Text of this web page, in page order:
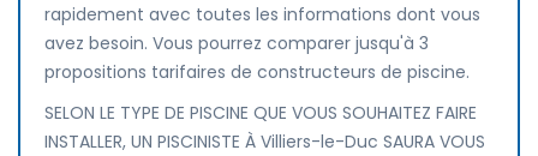
rapidement avec toutes les informations dont vous
avez besoin. Vous pourrez comparer jusqu'à 3
propositions tarifaires de constructeurs de piscine.
SELON LE TYPE DE PISCINE QUE VOUS SOUHAITEZ FAIRE
INSTALLER, UN PISCINISTE À Villiers-le-Duc SAURA VOUS